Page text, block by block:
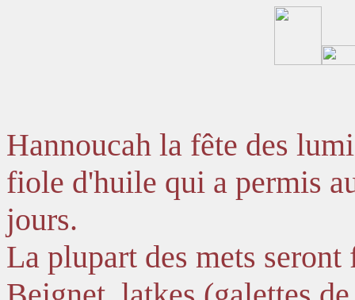
Hannoucah la fête des
fiole d'huile qui a permis
jours.
La plupart des mets seront